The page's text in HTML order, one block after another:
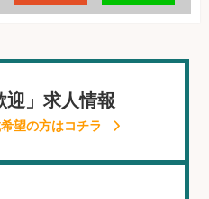
迎」求人情報
望の方はコチラ